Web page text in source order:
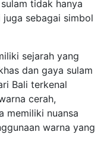
tidak hanya
sebagai simbol
sejarah yang
dan gaya sulam
Bali terkenal
cerah,
memiliki nuansa
warna yang